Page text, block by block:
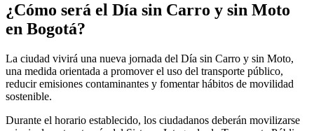
¿Cómo será el Día sin Carro y sin Moto
en Bogotá?
La ciudad vivirá una nueva jornada del Día sin Carro y sin Moto,
una medida orientada a promover el uso del transporte público,
reducir emisiones contaminantes y fomentar hábitos de movilidad
sostenible.
Durante el horario establecido, los ciudadanos deberán movilizarse